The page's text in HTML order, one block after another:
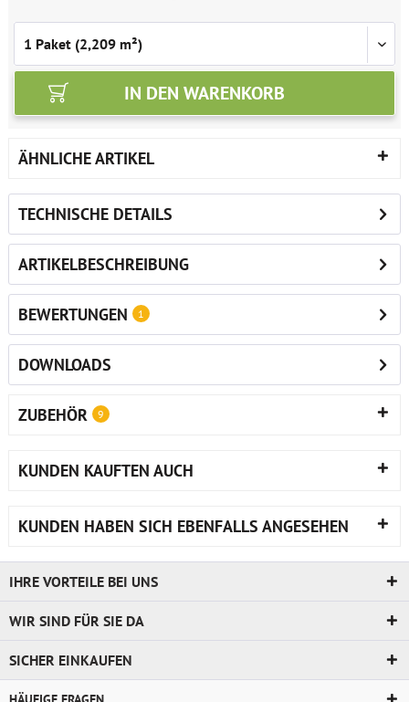
IN DEN WARENKORB
ÄHNLICHE ARTIKEL
TECHNISCHE DETAILS
ARTIKELBESCHREIBUNG
BEWERTUNGEN 1
DOWNLOADS
ZUBEHÖR 9
KUNDEN KAUFTEN AUCH
KUNDEN HABEN SICH EBENFALLS ANGESEHEN
IHRE VORTEILE BEI UNS
WIR SIND FÜR SIE DA
SICHER EINKAUFEN